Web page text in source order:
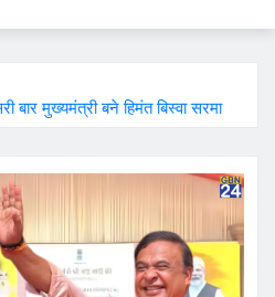
बार मुख्यमंत्री बने हिमंत बिस्वा सरमा